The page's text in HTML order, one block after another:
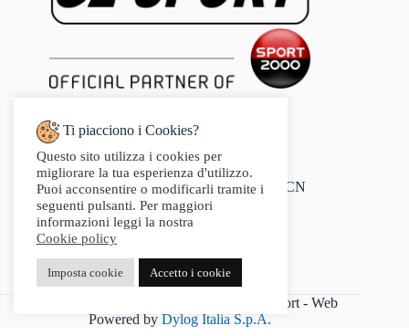
Indirizzo:
Via Audisio, 26, 12042 Bra CN
Telefono:
0172 412 414
Fax:
0172412414
P.IVA 03542250042 - Copyright 2025 G2Sport - Web
Powered byDylog Italia S.p.A.
Ti piacciono i Cookies?
Questo sito utilizza i cookies per
migliorare la tua esperienza d'utilizzo.
Puoi acconsentire o modificarli tramite i
seguenti pulsanti. Per maggiori
informazioni leggi la nostra
Cookie policy
Imposta cookie Accetto i cookie